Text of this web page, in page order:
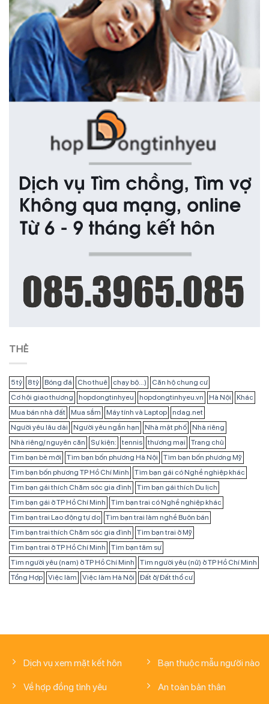
THẺ
5 tỷ 8 tỷ Bóng đá Cho thuê chạy bộ...)
Căn hộ chung cư
Cơ hội giao thương
hopdongtinhyeu hopdongtinhyeu.vn Hà Nội
Khác
Mua bán nhà đất
Mua sắm Máy tính và Laptop
ndag.net
Người yêu lâu dài
Người yêu ngắn hạn Nhà mặt phố
Nhà riêng
Nhà riêng/ nguyên căn
Sự kiện: tennis thương mại
Trang chủ
Tìm bạn bè mới
Tìm bạn bốn phương Hà Nội
Tìm bạn bốn phương Mỹ
Tìm bạn bốn phương TP Hồ Chí Minh
Tìm bạn gái có Nghề nghiệp khác
Tìm bạn gái thích Chăm sóc gia đình
Tìm bạn gái thích Du lịch
Tìm bạn gái ở TP Hồ Chí Minh
Tìm bạn trai có Nghề nghiệp khác
Tìm bạn trai Lao động tự do
Tìm bạn trai làm nghề Buôn bán
Tìm bạn trai thích Chăm sóc gia đình
Tìm bạn trai ở Mỹ
Tìm bạn trai ở TP Hồ Chí Minh
Tìm bạn tâm sự
Tìm người yêu (nam) ở TP Hồ Chí Minh
Tìm người yêu (nữ) ở TP Hồ Chí Minh
Tổng Hợp
Việc làm Việc làm Hà Nội Đất ở/ Đất thổ cư
Dịch vụ xem mặt kết hôn
Về hợp đồng tình yêu
Bạn thuộc mẫu người nào
An toàn bản thân